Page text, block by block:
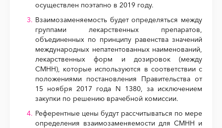
осуществлен поэтапно в 2019 году.
Взаимозаменяемость будет определяться между
группами лекарственных препаратов,
объединенных по принципу равенства значений
международных непатентованных наименований,
лекарственных форм и дозировок (между
СМНН), которые используются в соответствии с
положениями постановления Правительства от
15 ноября 2017 года N 1380, за исключением
закупки по решению врачебной комиссии.
Референтные цены будут рассчитываться по мере
определения взаимозаменяемости для СМНН и